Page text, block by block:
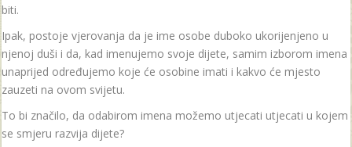
biti.
Ipak, postoje vjerovanja da je ime osobe duboko ukorijenjeno u
njenoj duši i da, kad imenujemo svoje dijete, samim izborom imena
unaprijed određujemo koje će osobine imati i kakvo će mjesto
zauzeti na ovom svijetu.
To bi značilo, da odabirom imena možemo utjecati utjecati u kojem
se smjeru razvija dijete?